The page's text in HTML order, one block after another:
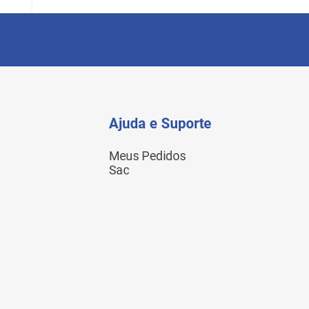
Ajuda e Suporte
Meus Pedidos
Sac